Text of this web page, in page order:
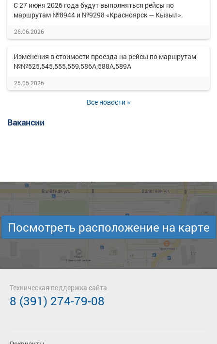
С 27 июня 2026 года будут выполняться рейсы по
маршрутам №8944 и №9298 «Красноярск — Кызыл».
26.06.2026
Изменения в стоимости проезда на рейсы по маршрутам
№№525,545,555,559,586А,588А,589А
25.05.2026
Все новости »
Вакансии
Посмотреть расположение на карте
Техническая поддержка сайта
8 (391) 274-79-08